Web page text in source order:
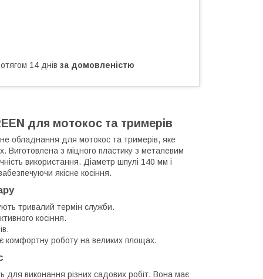
14 днів за домовленістю
для мотокос та тримерів
обладнання для мотокос та тримерів, яке
з міцного пластику з металевим
використання. Діаметр шпулі 140 мм і
якісне косіння.
тривалий термін служби.
косіння.
комфортну роботу на великих площах.
для виконання різних садових робіт. Вона має